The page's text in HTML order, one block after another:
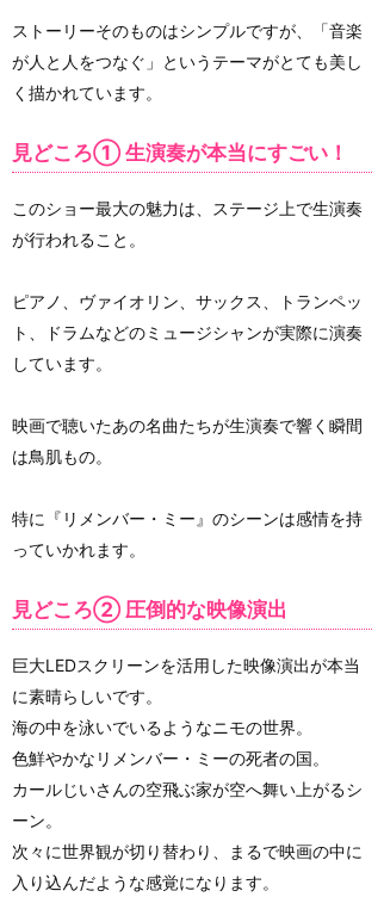
ストーリーそのものはシンプルですが、「音楽
が人と人をつなぐ」というテーマがとても美し
く描かれています。
見どころ① 生演奏が本当にすごい！
このショー最大の魅力は、ステージ上で生演奏
が行われること。
ピアノ、ヴァイオリン、サックス、トランペッ
ト、ドラムなどのミュージシャンが実際に演奏
しています。
映画で聴いたあの名曲たちが生演奏で響く瞬間
は鳥肌もの。
特に『リメンバー・ミー』のシーンは感情を持
っていかれます。
見どころ② 圧倒的な映像演出
巨大LEDスクリーンを活用した映像演出が本当
に素晴らしいです。
海の中を泳いでいるようなニモの世界。
色鮮やかなリメンバー・ミーの死者の国。
カールじいさんの空飛ぶ家が空へ舞い上がるシ
ーン。
次々に世界観が切り替わり、まるで映画の中に
入り込んだような感覚になります。